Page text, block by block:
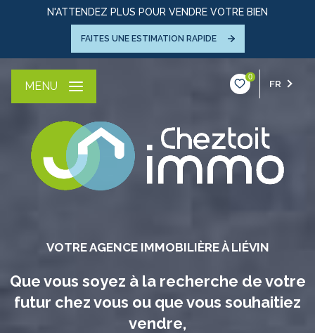
N'ATTENDEZ PLUS POUR VENDRE VOTRE BIEN
FAITES UNE ESTIMATION RAPIDE
0
FR
MENU
VOTRE AGENCE IMMOBILIÈRE À LIÉVIN
Que vous soyez à la recherche de votre
futur chez vous ou que vous souhaitiez
vendre,